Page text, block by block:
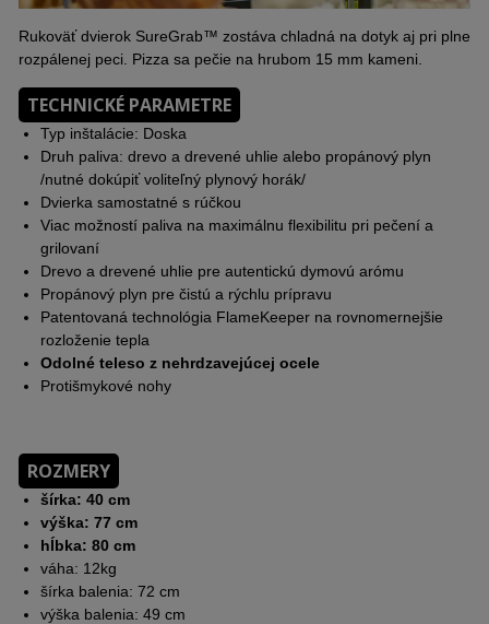
Rukoväť dvierok SureGrab™ zostáva chladná na dotyk aj pri plne
rozpálenej peci. Pizza sa pečie na hrubom 15 mm kameni.
TECHNICKÉ PARAMETRE
Typ inštalácie: Doska
Druh paliva: drevo a drevené uhlie alebo propánový plyn
/nutné dokúpiť voliteľný plynový horák/
Dvierka samostatné s rúčkou
Viac možností paliva na maximálnu flexibilitu pri pečení a
grilovaní
Drevo a drevené uhlie pre autentickú dymovú arómu
Propánový plyn pre čistú a rýchlu prípravu
Patentovaná technológia FlameKeeper na rovnomernejšie
rozloženie tepla
Odolné teleso z nehrdzavejúcej ocele
Protišmykové nohy
ROZMERY
šírka: 40 cm
výška: 77 cm
hĺbka: 80 cm
váha: 12kg
šírka balenia: 72 cm
výška balenia: 49 cm